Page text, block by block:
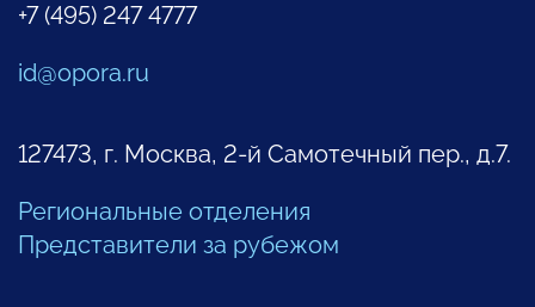
+7 (495) 247 4777
id@opora.ru
127473, г. Москва, 2-й Самотечный пер., д.7.
Региональные отделения
Представители за рубежом